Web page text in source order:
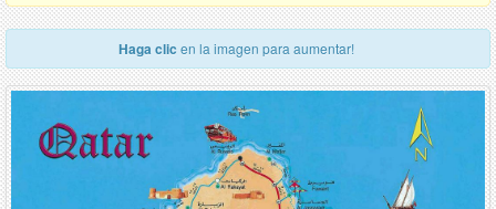
Haga clic en la imagen para aumentar!